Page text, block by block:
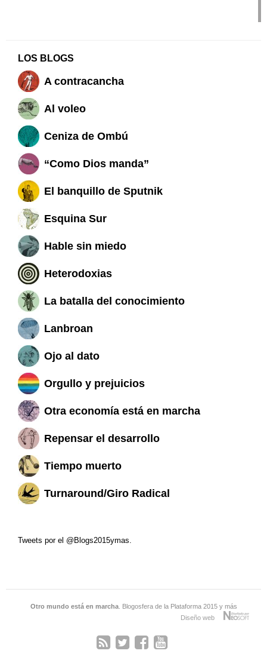
LOS BLOGS
A contracancha
Al voleo
Ceniza de Ombú
“Como Dios manda”
El banquillo de Sputnik
Esquina Sur
Hable sin miedo
Heterodoxias
La batalla del conocimiento
Lanbroan
Ojo al dato
Orgullo y prejuicios
Otra economía está en marcha
Repensar el desarrollo
Tiempo muerto
Turnaround/Giro Radical
Tweets por el @Blogs2015ymas.
Otro mundo está en marcha. Blogosfera de la Plataforma 2015 y más
Diseño web